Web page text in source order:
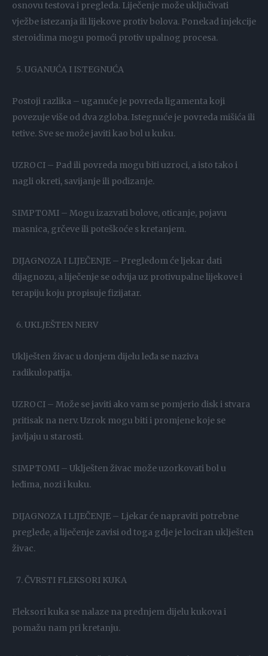
osnovu testova i pregleda. Liječenje može uključivati
vježbe istezanja ili lijekove protiv bolova. Ponekad injekcije
steroidima mogu pomoći protiv upalnog procesa.
UGANUĆA I ISTEGNUĆA
Postoji razlika – uganuće je povreda ligamenta koji
povezuje više od dva zgloba. Istegnuće je povreda mišića ili
tetive. Sve se može javiti kao bol u kuku.
UZROCI – Pad ili povreda mogu biti uzroci, a isto tako i
nagli okreti, savijanje ili podizanje.
SIMPTOMI – Mogu izazvati bolove, oticanje, pojavu
masnica, grčeve ili poteškoće s kretanjem.
DIJAGNOZA I LIJEČENJE – Pregledom će ljekar dati
dijagnozu, a liječenje se odvija uz protivupalne lijekove i
terapiju koju propisuje fizijatar.
UKLJEŠTEN NERV
Uklješten živac u donjem dijelu leđa se naziva
radikulopatija.
UZROCI – Može se javiti ako vam se pomjerio disk i stvara
pritisak na nerv. Uzrok mogu biti i promjene koje se
javljaju u starosti.
SIMPTOMI – Uklješten živac može uzorkovati bol u
leđima, nozi i kuku.
DIJAGNOZA I LIJEČENJE – Ljekar će napraviti potrebne
preglede, a liječenje zavisi od toga gdje je lociran uklješten
živac.
ČVRSTI FLEKSORI KUKA
Fleksori kuka se nalaze na prednjem dijelu kukova i
pomažu nam pri kretanju.